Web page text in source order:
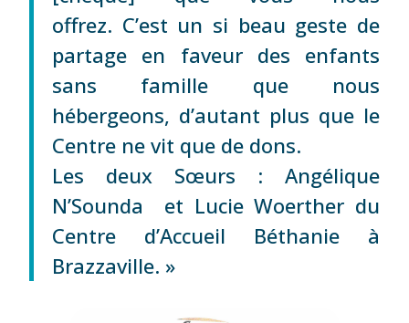
offrez. C’est un si beau geste de
partage en faveur des enfants
sans famille que nous
hébergeons, d’autant plus que le
Centre ne vit que de dons.
Les deux Sœurs : Angélique
N’Sounda et Lucie Woerther du
Centre d’Accueil Béthanie à
Brazzaville. »